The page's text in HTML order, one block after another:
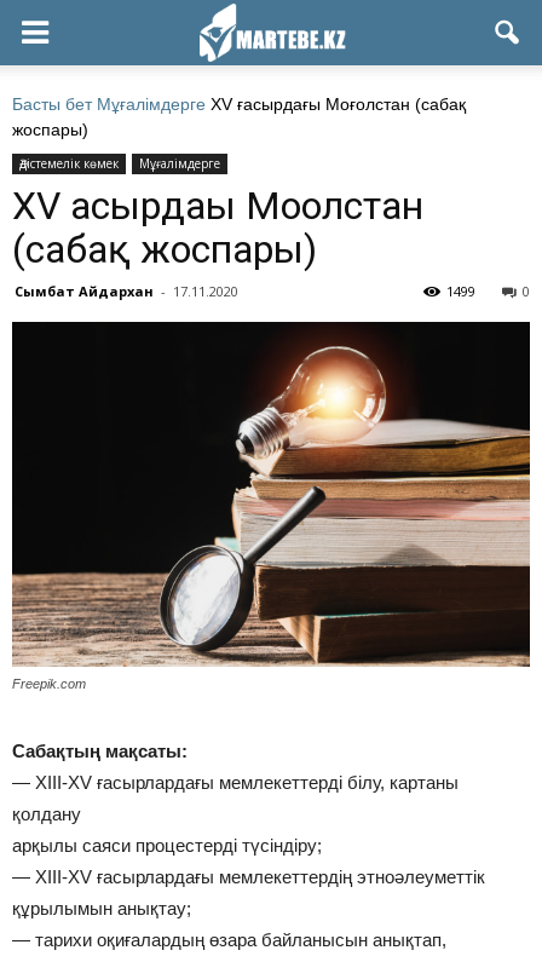
Басты бет Мұғалімдерге XV ғасырдағы Моғолстан (сабақ
жоспары)
Әдістемелік көмек Мұғалімдерге
XV ғасырдағы Моғолстан
(сабақ жоспары)
Сымбат Айдархан - 17.11.2020 0
1499
Freepik.com
Сабақтың мақсаты:
— XIII-XV ғасырлардағы мемлекеттерді білу, картаны
қолдану
арқылы саяси процестерді түсіндіру;
— XIII-XV ғасырлардағы мемлекеттердің этноәлеуметтік
құрылымын анықтау;
— тарихи оқиғалардың өзара байланысын анықтап,